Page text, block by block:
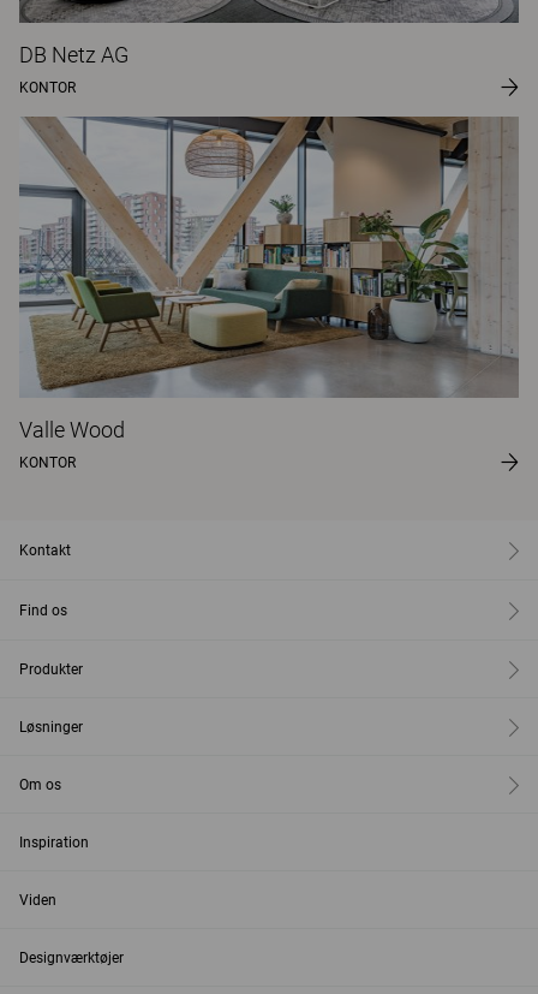
DB Netz AG
KONTOR
Valle Wood
KONTOR
Kontakt
Find os
Produkter
Løsninger
Om os
Inspiration
Viden
Designværktøjer